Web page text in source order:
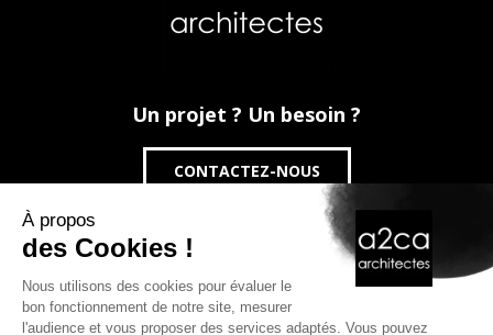
Un projet ? Un besoin ?
CONTACTEZ-NOUS
24 Rue du Danemark
59100 Roubaix
09 71 44 55 52